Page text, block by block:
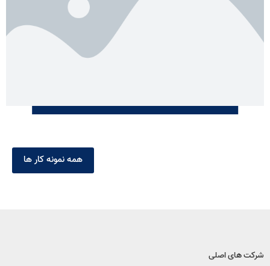
همه نمونه کار ها
شرکت های اصلی